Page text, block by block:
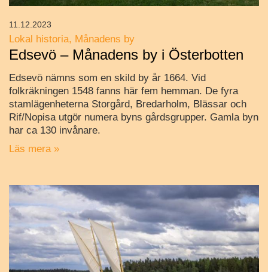
Lokal historia Månadens by
Edsevö – Månadens by i Österbotten
Edsevö nämns som en skild by år 1664. Vid
folkräkningen 1548 fanns här fem hemman. De fyra
stamlägenheterna Storgård, Bredarholm, Blässar och
Rif/Nopisa utgör numera byns gårdsgrupper. Gamla byn
har ca 130 invånare.
Läs mera »
11.12.2023